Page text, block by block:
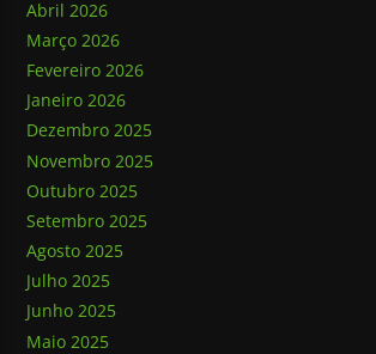
Abril 2026
Março 2026
Fevereiro 2026
Janeiro 2026
Dezembro 2025
Novembro 2025
Outubro 2025
Setembro 2025
Agosto 2025
Julho 2025
Junho 2025
Maio 2025